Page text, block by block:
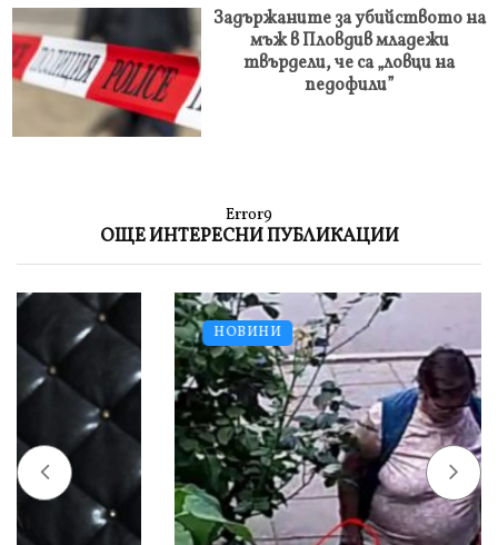
Задържаните за убийството на
мъж в Пловдив младежи
твърдели, че са „ловци на
педофили”
Error9
ОЩЕ ИНТЕРЕСНИ ПУБЛИКАЦИИ
НОВИНИ